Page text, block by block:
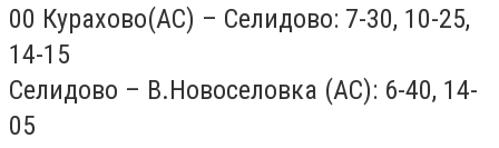
00 Курахово(АС) – Селидово: 7-30, 10-25,
14-15
Селидово – В.Новоселовка (АС): 6-40, 14-
05